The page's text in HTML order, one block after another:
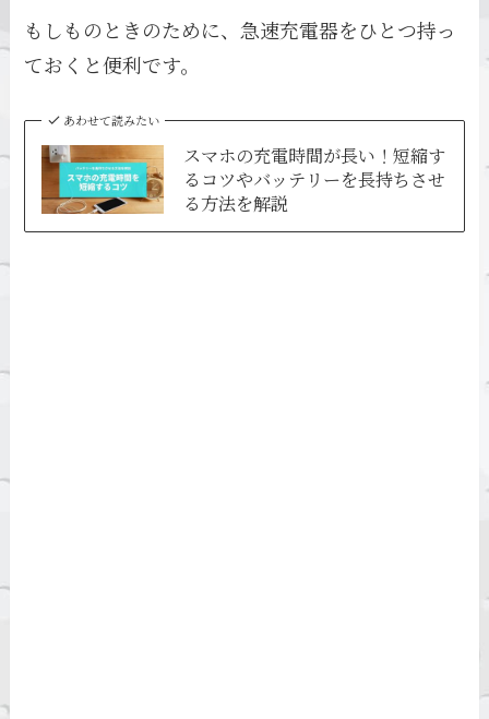
もしものときのために、急速充電器をひとつ持っ
ておくと便利です。
あわせて読みたい
スマホの充電時間が長い！短縮す
るコツやバッテリーを長持ちさせ
る方法を解説